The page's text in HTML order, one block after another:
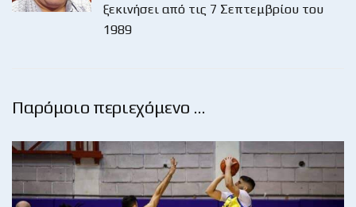
ξεκινήσει από τις 7 Σεπτεμβρίου του
1989
Παρόμοιο περιεχόμενο …